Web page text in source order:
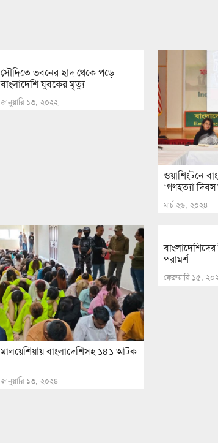
সৌদিতে ভবনের ছাদ থেকে পড়ে
বাংলাদেশি যুবকের মৃত্যু
জানুয়ারি ১৩, ২০২২
ওয়াশিংটনে
‘গণহত্যা
মার্চ ২৬, ২০২৪
মালয়েশিয়ায় বাংলাদেশিসহ ১৪১ আটক
জানুয়ারি ১৩, ২০২৪
পরামর্শ
ফেব্রুয়ারি ১৫,